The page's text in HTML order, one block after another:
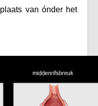
van ónder het